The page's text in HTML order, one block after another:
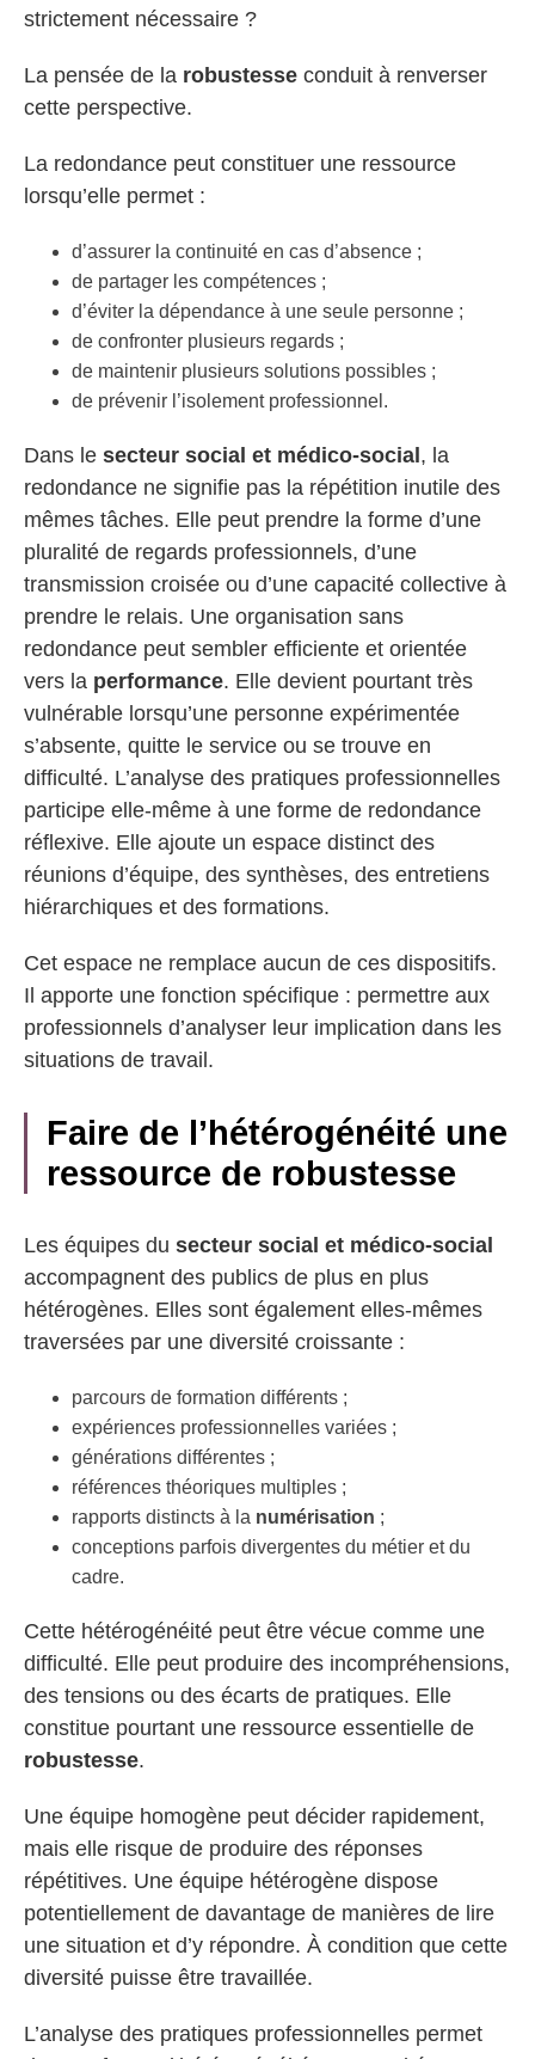
strictement nécessaire ?
La pensée de la robustesse conduit à renverser
cette perspective.
La redondance peut constituer une ressource
lorsqu’elle permet :
d’assurer la continuité en cas d’absence ;
de partager les compétences ;
d’éviter la dépendance à une seule personne ;
de confronter plusieurs regards ;
de maintenir plusieurs solutions possibles ;
de prévenir l’isolement professionnel.
Dans le secteur social et médico-social , la
redondance ne signifie pas la répétition inutile des
mêmes tâches. Elle peut prendre la forme d’une
pluralité de regards professionnels, d’une
transmission croisée ou d’une capacité collective à
prendre le relais. Une organisation sans
redondance peut sembler efficiente et orientée
vers la performance. Elle devient pourtant très
vulnérable lorsqu’une personne expérimentée
s’absente, quitte le service ou se trouve en
difficulté. L’analyse des pratiques professionnelles
participe elle-même à une forme de redondance
réflexive. Elle ajoute un espace distinct des
réunions d’équipe, des synthèses, des entretiens
hiérarchiques et des formations.
Cet espace ne remplace aucun de ces dispositifs.
Il apporte une fonction spécifique : permettre aux
professionnels d’analyser leur implication dans les
situations de travail.
Faire de l’hétérogénéité une
ressource de robustesse
Les équipes du secteur social et médico-social
accompagnent des publics de plus en plus
hétérogènes. Elles sont également elles-mêmes
traversées par une diversité croissante :
parcours de formation différents ;
expériences professionnelles variées ;
générations différentes ;
références théoriques multiples ;
rapports distincts à la numérisation ;
conceptions parfois divergentes du métier et du
cadre.
Cette hétérogénéité peut être vécue comme une
difficulté. Elle peut produire des incompréhensions,
des tensions ou des écarts de pratiques. Elle
constitue pourtant une ressource essentielle de
robustesse.
Une équipe homogène peut décider rapidement,
mais elle risque de produire des réponses
répétitives. Une équipe hétérogène dispose
potentiellement de davantage de manières de lire
une situation et d’y répondre. À condition que cette
diversité puisse être travaillée.
L’analyse des pratiques professionnelles permet